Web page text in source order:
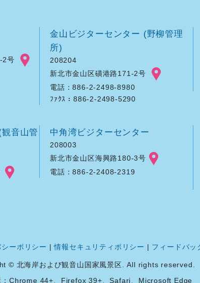
2号
金山ビジターセンター (野柳管理
所)
208204
新北市金山区磺港路171-2号
電話：886-2-2498-8980
ﾌｧｸｽ：886-2-2498-5290
音山管
中角湾ビジターセンター
208003
新北市金山区海興路180-3号
電話：886-2-2408-2319
ーポリシー |情報セキュリティポリシー | フィードバッ
© 北海岸および観音山国家風景区. All rights reserved.
：Chrome 44+、Firefox 39+、Safari、Microsoft Edge